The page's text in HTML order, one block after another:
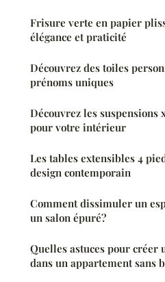
Frisure verte en papier
élégance et praticité
Découvrez des toiles
prénoms uniques
Découvrez les suspensions
pour votre intérieur
Les tables extensibles 4
design contemporain
Comment dissimuler un
un salon épuré?
Quelles astuces pour
dans un appartement sans